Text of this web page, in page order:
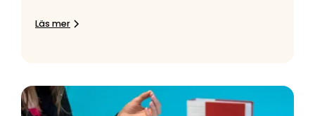
Läs mer